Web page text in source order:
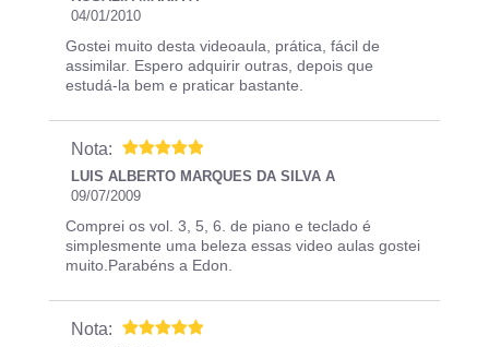
04/01/2010
Gostei muito desta videoaula, prática, fácil de
assimilar. Espero adquirir outras, depois que
estudá-la bem e praticar bastante.
Nota:
LUIS ALBERTO MARQUES DA SILVA A
09/07/2009
Comprei os vol. 3, 5, 6. de piano e teclado é
simplesmente uma beleza essas video aulas gostei
muito.Parabéns a Edon.
Nota: